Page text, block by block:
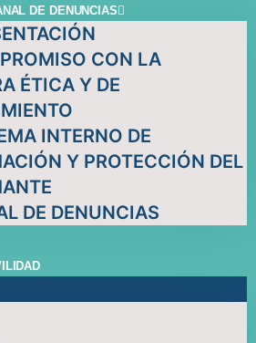
DE DENUNCIAS
CON LA
ÉTICA Y DE
INTERNO DE
Y PROTECCIÓN DEL
DE DENUNCIAS